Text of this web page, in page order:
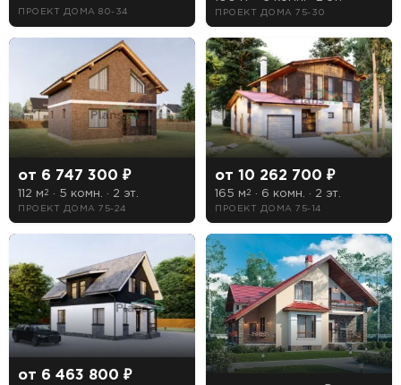
ПРОЕКТ ДОМА 80-34 ПРОЕКТ ДОМА 75-30
от 6 747 300 ₽
112 м 2 · 5 комн. · 2 эт.
ПРОЕКТ ДОМА 75-24
от 10 262 700 ₽
165 м 2 · 6 комн. · 2 эт.
ПРОЕКТ ДОМА 75-14
от 6 463 800 ₽